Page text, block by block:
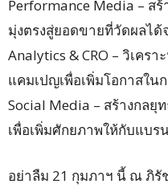
Performance Media –
มุ่งตรงสู่ยอดขายที่วัดผลได้
Analytics & CRO – วิเคร
แคมเปญเพื่อเพิ่มโอกาสใน
Social Media – สร้างกลยุ
เพื่อเพิ่มศักยภาพให้กับแบร
อย่าลืม 21 กุมภาฯ นี้ ณ ภิรั